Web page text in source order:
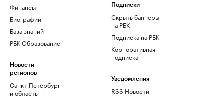
Финансы
Биографии
База знаний
РБК Образование
Новости
регионов
Санкт-Петербург
и область
Подписки
Скрыть баннеры
на РБК
Подписка на РБК
Корпоративная
подписка
Уведомления
RSS Новости